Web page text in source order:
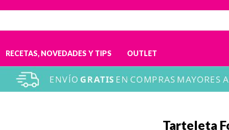
RECETAS, NOVEDADES Y TIPS OUTLET
Tarteleta